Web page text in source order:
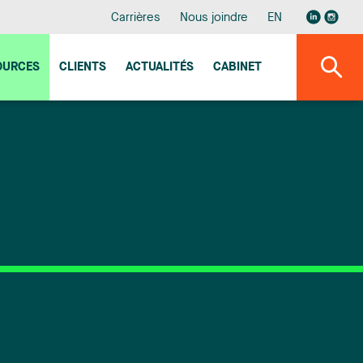
Carrières Nous joindre EN
CLIENTS ACTUALITÉS CABINET